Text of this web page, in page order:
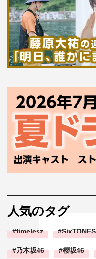
人気のタグ
timelesz SixTONES
乃木坂46 櫻坂46